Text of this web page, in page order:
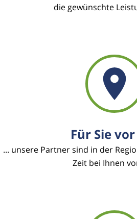
die gewünschte
Für Sie
... unsere Partner sind in der
Zeit bei Ihnen